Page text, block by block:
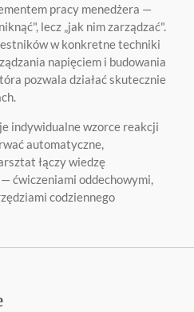
pracy menedżera —
lecz „jak nim zarządzać".
w konkretne techniki
napięciem i budowania
pozwala działać skutecznie
indywidualne wzorce reakcji
automatyczne,
łączy wiedzę
ćwiczeniami oddechowymi,
codziennego